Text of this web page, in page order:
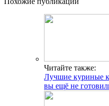
Читайте также:
Лучшие куриные
вы ещё не